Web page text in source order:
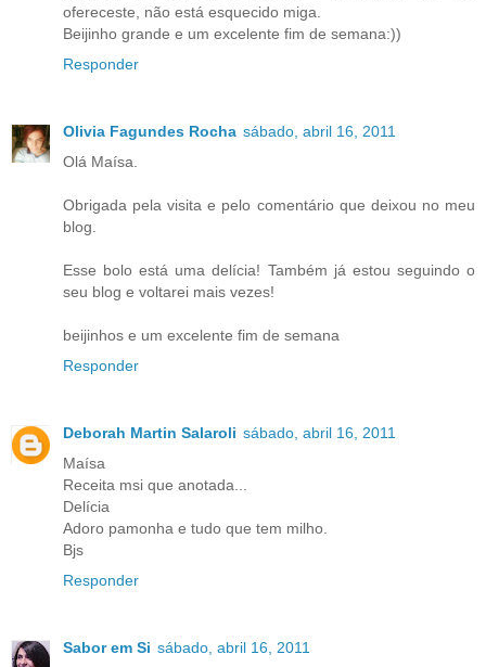
ofereceste, não está esquecido miga.
Beijinho grande e um excelente fim de semana:))
Responder
Olivia Fagundes Rocha sábado, abril 16, 2011
Olá Maísa.
Obrigada pela visita e pelo comentário que deixou no meu
blog.
Esse bolo está uma delícia! Também já estou seguindo o
seu blog e voltarei mais vezes!
beijinhos e um excelente fim de semana
Responder
Deborah Martin Salaroli sábado, abril 16, 2011
Maísa
Receita msi que anotada...
Delícia
Adoro pamonha e tudo que tem milho.
Bjs
Responder
Sabor em Si sábado, abril 16, 2011